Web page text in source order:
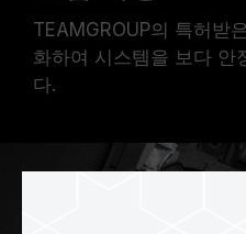
TEAMGROUP의 특허받
화하여 시스템을 보다 안
다.